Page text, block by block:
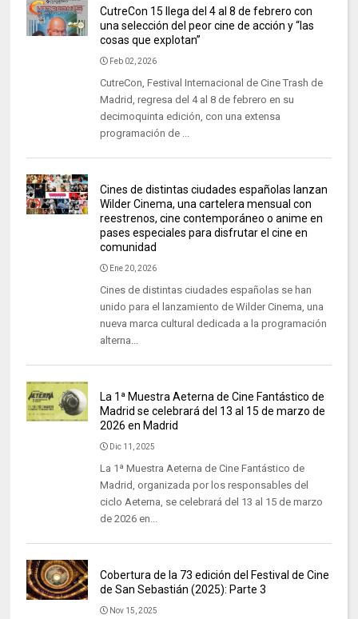
CutreCon 15 llega del 4 al 8 de febrero con
una selección del peor cine de acción y “las
cosas que explotan”
Feb 02, 2026
CutreCon, Festival Internacional de Cine Trash de
Madrid, regresa del 4 al 8 de febrero en su
decimoquinta edición, con una extensa
programación de ...
Cines de distintas ciudades españolas lanzan
Wilder Cinema, una cartelera mensual con
reestrenos, cine contemporáneo o anime en
pases especiales para disfrutar el cine en
comunidad
Ene 20, 2026
Cines de distintas ciudades españolas se han
unido para el lanzamiento de Wilder Cinema, una
nueva marca cultural dedicada a la programación
alterna...
La 1ª Muestra Aeterna de Cine Fantástico de
Madrid se celebrará del 13 al 15 de marzo de
2026 en Madrid
Dic 11, 2025
La 1ª Muestra Aeterna de Cine Fantástico de
Madrid, organizada por los responsables del
ciclo Aeterna, se celebrará del 13 al 15 de marzo
de 2026 en...
Cobertura de la 73 edición del Festival de Cine
de San Sebastián (2025): Parte 3
Nov 15, 2025